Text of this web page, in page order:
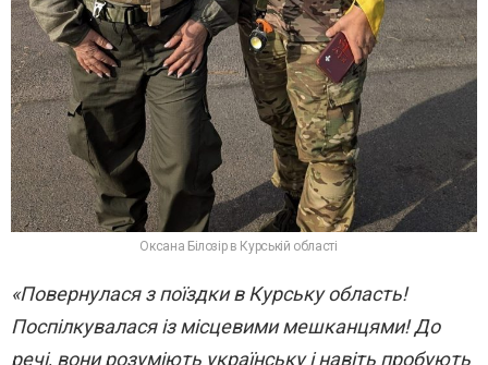
Оксана Білозір в Курській області
«Повернулася з поїздки в Курську область!
Поспілкувалася із місцевими мешканцями! До
речі, вони розуміють українську і навіть пробують